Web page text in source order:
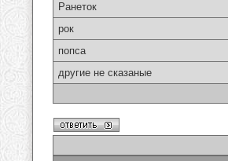
Ранеток
рок
попса
другие не сказаные